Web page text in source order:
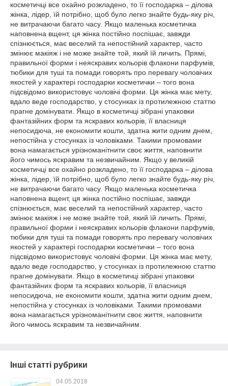
косметичці все охайно розкладено, то її господарка – ділова
жінка, лідер, їй потрібно, щоб було легко знайте будь-яку річ,
не витрачаючи багато часу. Якщо маленька косметичка
наповнена вщент, ця жінка постійно поспішає, завжди
спізнюється, має веселий та непостійний характер, часто
змінює макіяж і не може знайте той, який їй личить. Прямі,
правильної форми і неяскравих кольорів флакони парфумів,
тюбики для туші та помади говорять про перевагу чоловічих
якостей у характері господарки косметички – того вона
підсвідомо використовує чоловічі форми. Ця жінка має мету,
вдало веде господарство, у стосунках із протилежною статтю
прагне домінувати. Якщо в косметичці зібрані упаковки
фантазійних форм та яскравих кольорів, її власниця
непосидюча, не економити кошти, здатна жити одним днем,
непостійна у стосунках із чоловіками. Такими промовами
вона намагається урізноманітнити своє життя, наповнити
його чимось яскравим та незвичайним. Якщо у великій
косметичці все охайно розкладено, то її господарка – ділова
жінка, лідер, їй потрібно, щоб було легко знайте будь-яку річ,
не витрачаючи багато часу. Якщо маленька косметичка
наповнена вщент, ця жінка постійно поспішає, завжди
спізнюється, має веселий та непостійний характер, часто
змінює макіяж і не може знайте той, який їй личить. Прямі,
правильної форми і неяскравих кольорів флакони парфумів,
тюбики для туші та помади говорять про перевагу чоловічих
якостей у характері господарки косметички – того вона
підсвідомо використовує чоловічі форми. Ця жінка має мету,
вдало веде господарство, у стосунках із протилежною статтю
прагне домінувати. Якщо в косметичці зібрані упаковки
фантазійних форм та яскравих кольорів, її власниця
непосидюча, не економити кошти, здатна жити одним днем,
непостійна у стосунках із чоловіками. Такими промовами
вона намагається урізноманітнити своє життя, наповнити
його чимось яскравим та незвичайним.
Інші статті рубрики
04.05.2018